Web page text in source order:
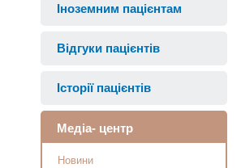
Іноземним пацієнтам
Відгуки пацієнтів
Історії пацієнтів
Медіа- центр
Новини